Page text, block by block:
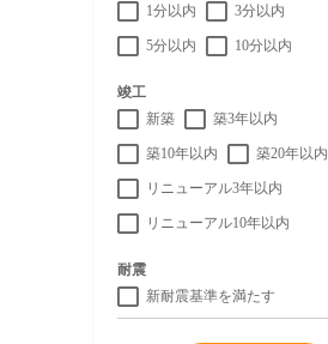
1分以内
3分以内
5分以内 10分以内
竣工
新築
築3年以内
築10年以内 築20年以内
リニューアル3年以内
リニューアル10年以内
耐震
新耐震基準を満たす